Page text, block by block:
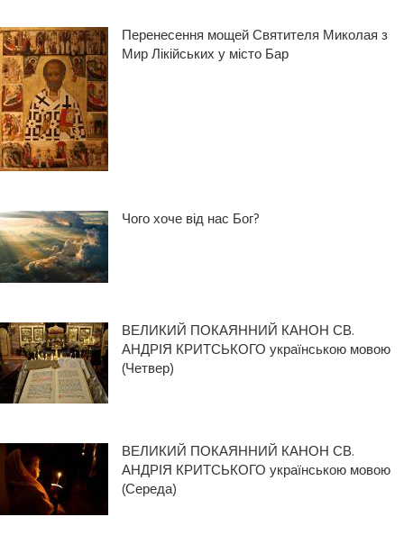
Перенесення мощей Святителя Миколая з
Мир Лікійських у місто Бар
Чого хоче від нас Бог?
ВЕЛИКИЙ ПОКАЯННИЙ КАНОН СВ.
АНДРІЯ КРИТСЬКОГО українською мовою
(Четвер)
ВЕЛИКИЙ ПОКАЯННИЙ КАНОН СВ.
АНДРІЯ КРИТСЬКОГО українською мовою
(Середа)